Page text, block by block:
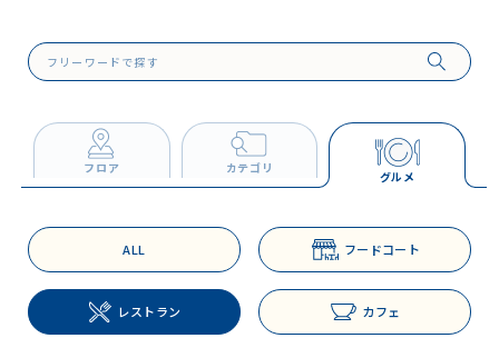
フロア カテゴリ
グルメ
ALL フードコート
レストラン カフェ